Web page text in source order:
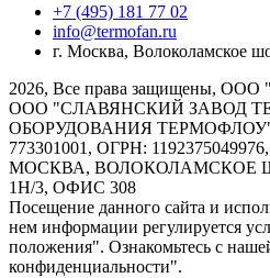
+7 (495) 181 77 02
info@termofan.ru
г. Москва, Волоколамское
2026, Все права защищены, ООО
ООО "СЛАВЯНСКИЙ ЗАВОД
ОБОРУДОВАНИЯ ТЕРМОФЛОУ",
773301001, ОГРН:
МОСКВА, ВОЛОКОЛАМСКОЕ
1Н/3, ОФИС 308
Посещение данного сайта и
нем информации регулируется
положения". Ознакомьтесь с
конфиденциальности".